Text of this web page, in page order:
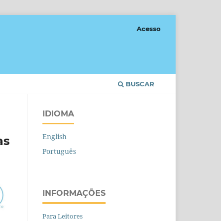
BUSCAR
Acesso
IDIOMA
English
Português
INFORMAÇÕES
Para Leitores